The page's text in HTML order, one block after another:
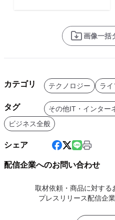
画像一括
カテゴリ テクノロジー ラ
タグ その他IT・インター
ビジネス全般
シェア
配信企業へのお問い合わせ
取材依頼・商品に対する
プレスリリース配信企